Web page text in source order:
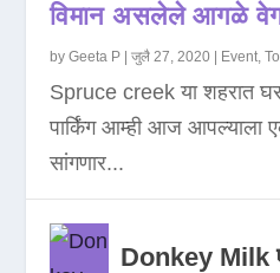
विमान असलेले आगळे
byGeeta P |जुलै 27, 2020 Event,
Spruce creek या शहरात
पार्किंग आम्ही आज आपल्याला
सांगणार...
Donkey Milk